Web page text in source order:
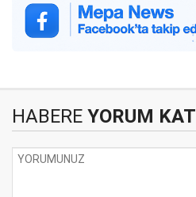
HABERE YORUM KAT